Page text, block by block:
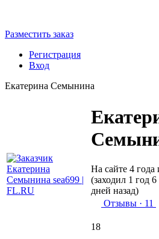
Разместить заказ
Регистрация
Вход
Екатерина Семынина
На сайте 4 года
(заходил 1 год
дней назад)
Отзывы · 11
18